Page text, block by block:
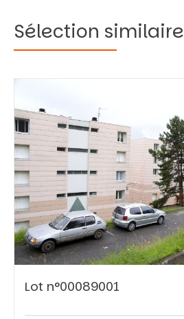
Vous recherchez&nbsp;:
Rechercher
Sélection similaire
Lot n°00089001